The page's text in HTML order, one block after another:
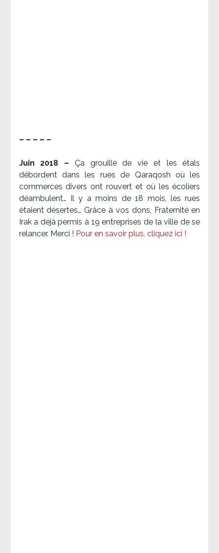
– – – – –
Juin 2018 – Ça grouille de vie et les étals
débordent dans les rues de Qaraqosh où les
commerces divers ont rouvert et où les écoliers
déambulent… Il y a moins de 18 mois, les rues
étaient désertes… Grâce à vos dons, Fraternité en
Irak a déjà permis à 19 entreprises de la ville de se
relancer. Merci ! Pour en savoir plus, cliquez ici !